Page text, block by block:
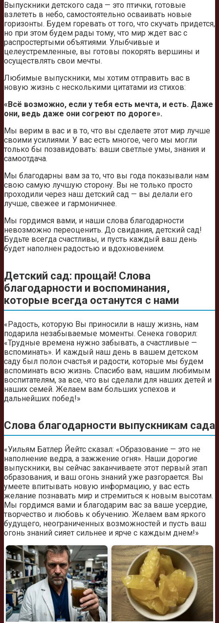
Выпускники детского сада — это птички, готовые
взлететь в небо, самостоятельно осваивать новые
горизонты. Будем горевать от того, что скучать придется,
но при этом будем рады тому, что мир ждет вас с
распростертыми объятиями. Улыбчивые и
целеустремленные, вы готовы покорять вершины и
осуществлять свои мечты.
Любимые выпускники, мы хотим отправить вас в
новую жизнь с несколькими цитатами из стихов:
«Всё возможно, если у тебя есть мечта, и есть. Даже
они, ведь даже они согреют по дороге».
Мы верим в вас и в то, что вы сделаете этот мир лучше
своими усилиями. У вас есть многое, чего мы могли
только бы позавидовать: ваши светлые умы, знания и
самоотдача.
Мы благодарны вам за то, что вы года показывали нам
свою самую лучшую сторону. Вы не только просто
проходили через наш детский сад — вы делали его
лучше, свежее и гармоничнее.
Мы гордимся вами, и наши слова благодарности
невозможно переоценить. До свидания, детский сад!
Будьте всегда счастливы, и пусть каждый ваш день
будет наполнен радостью и вдохновением.
Детский сад: прощай! Слова
благодарности и воспоминания,
которые всегда останутся с нами
«Радость, которую Вы приносили в нашу жизнь, нам
подарила незабываемые моменты. Сенека говорил:
«Трудные времена нужно забывать, а счастливые —
вспоминать». И каждый наш день в вашем детском
саду был полон счастья и радости, которые мы будем
вспоминать всю жизнь. Спасибо вам, нашим любимым
воспитателям, за все, что вы сделали для наших детей и
наших семей. Желаем вам больших успехов и
дальнейших побед!»
Слова благодарности выпускникам сада
«Уильям Батлер Йейтс сказал: «Образование — это не
наполнение ведра, а зажжение огня». Наши дорогие
выпускники, вы сейчас заканчиваете этот первый этап
образования, и ваш огонь знаний уже разгорается. Вы
умеете впитывать новую информацию, у вас есть
желание познавать мир и стремиться к новым высотам.
Мы гордимся вами и благодарим вас за ваше усердие,
творчество и любовь к обучению. Желаем вам яркого
будущего, неограниченных возможностей и пусть ваш
огонь знаний сияет сильнее и ярче с каждым днем!»